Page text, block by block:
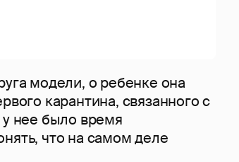
модели, о ребенке она
карантина, связанного с
у нее было время
что на самом деле